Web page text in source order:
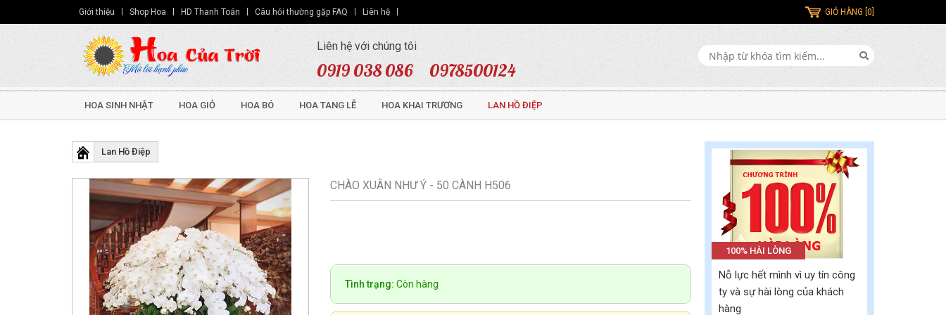
Giới thiệu Shop Hoa HD Thanh Toán Câu hỏi thường gặp FAQ Liên hệ GIỎ HÀNG [0]
Liên hệ với chúng tôi
0919 038 086 0978500124
HOA SINH NHẬT HOA GIỎ HOA BÓ HOA TANG LỄ HOA KHAI TRƯƠNG LAN HỒ ĐIỆP
Lan Hồ Điệp
CHÀO XUÂN NHƯ Ý - 50 CÀNH H506
Tình trạng: Còn hàng
100% HÀI LÒNG
Nỗ lực hết mình vì uy tín công
ty và sự hài lòng của khách
hàng